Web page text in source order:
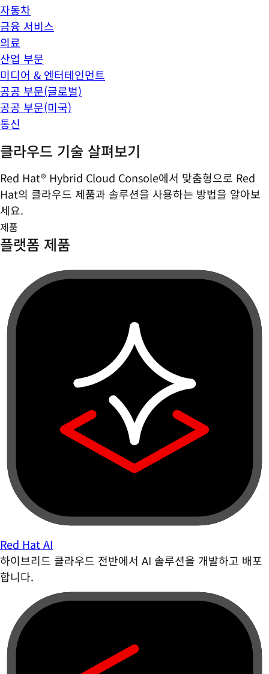
자동차
금융 서비스
의료
산업 부문
미디어 & 엔터테인먼트
공공 부문(글로벌)
공공 부문(미국)
통신
클라우드 기술 살펴보기
Red Hat® Hybrid Cloud Console에서 맞춤형으로 Red
Hat의 클라우드 제품과 솔루션을 사용하는 방법을 알아보
세요.
제품
플랫폼 제품
Red Hat AI
하이브리드 클라우드 전반에서 AI 솔루션을 개발하고 배포
합니다.